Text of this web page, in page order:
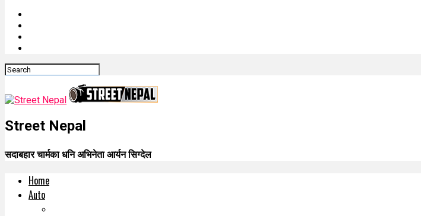
Street Nepal
सदाबहार चार्मका धनि अभिनेता आर्यन सिग्देल
Home
Auto